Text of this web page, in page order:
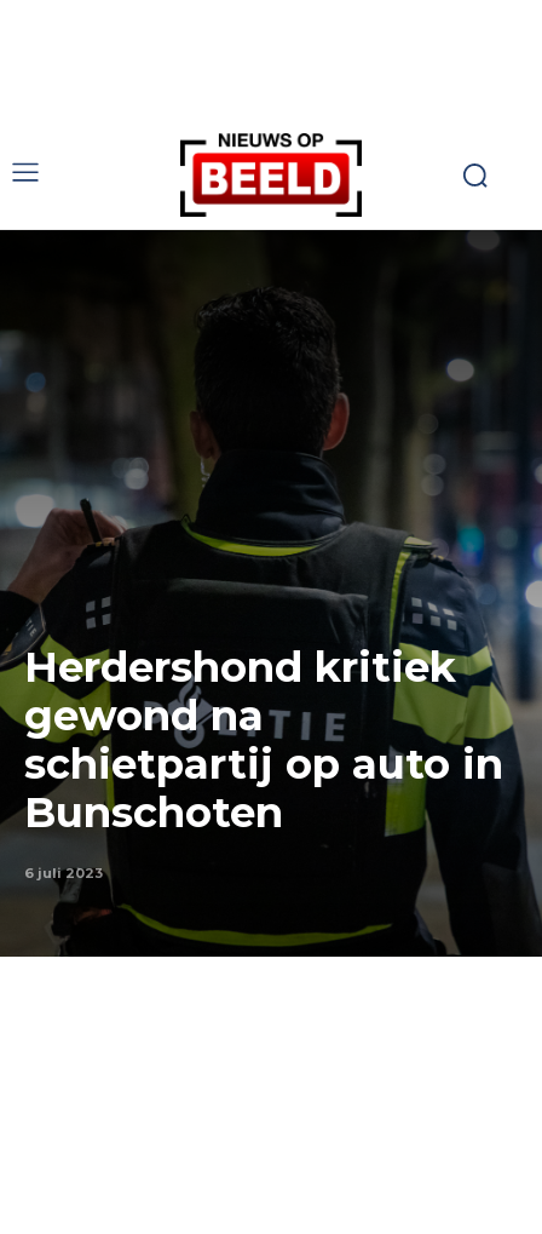
Herdershond kritiek
gewond na
schietpartij op auto in
Bunschoten
6 juli 2023